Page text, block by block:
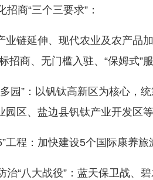
商“三个三要求”：
延伸、现代农业及农产品加
招商、无门槛入驻、“保姆式”
”：以钒钛高新区为核心，统
园区、盐边县钒钛产业开发区
程：加快建设5个国际康养旅
“八大战役”：蓝天保卫战、碧